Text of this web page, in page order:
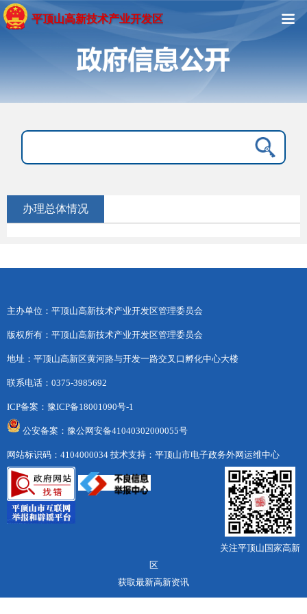
平顶山高新技术产业开发区
办理总体情况
主办单位：平顶山高新技术产业开发区管理委员会
版权所有：平顶山高新技术产业开发区管理委员会
地址：平顶山高新区黄河路与开发一路交叉口孵化中心大楼
联系电话：0375-3985692
ICP备案： 豫ICP备18001090号-1
公安备案：豫公网安备41040302000055号
网站标识码：4104000034 技术支持：平顶山市电子政务外网运维中心
关注平顶山国家高新
区
获取最新高新资讯